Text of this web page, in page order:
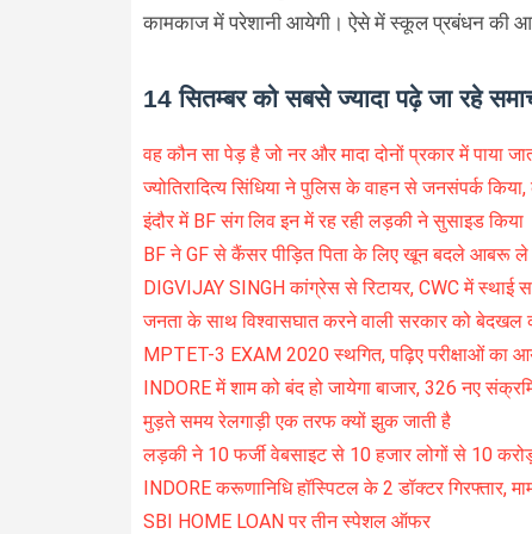
कामकाज में परेशानी आयेगी। ऐसे में स्कूल प्रबंधन की
14 सितम्बर को सबसे ज्यादा पढ़े जा रहे
वह कौन सा पेड़ है जो नर और मादा दोनों प्रकार में पाया
ज्योतिरादित्य सिंधिया ने पुलिस के वाहन से जनसंपर्क
इंदौर में BF संग लिव इन में रह रही लड़की ने सुसाइड किया
BF ने GF से कैंसर पीड़ित पिता के लिए खून बदले आबरू ले
DIGVIJAY SINGH कांग्रेस से रिटायर, CWC में स्थाई
जनता के साथ विश्वासघात करने वाली सरकार को बेदखल
MPTET-3 EXAM 2020 स्थगित, पढ़िए परीक्षाओं का
INDORE में शाम को बंद हो जायेगा बाजार, 326 नए
मुड़ते समय रेलगाड़ी एक तरफ क्यों झुक जाती है
लड़की ने 10 फर्जी वेबसाइट से 10 हजार लोगों से 10
INDORE करूणानिधि हॉस्पिटल के 2 डॉक्टर गिरफ्तार,
SBI HOME LOAN पर तीन स्पेशल ऑफर